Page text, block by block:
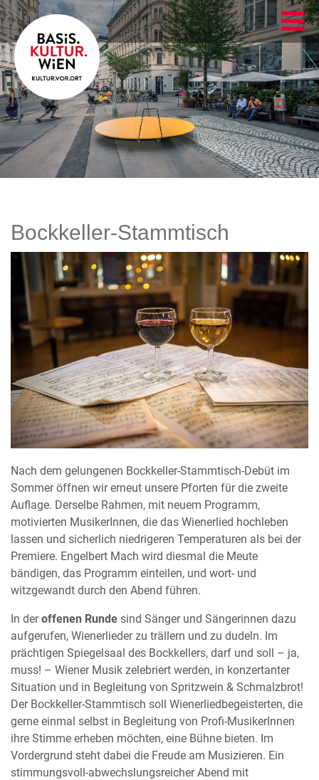
Bockkeller-Stammtisch
Nach dem gelungenen Bockkeller-Stammtisch-Debüt im
Sommer öffnen wir erneut unsere Pforten für die zweite
Auflage. Derselbe Rahmen, mit neuem Programm,
motivierten MusikerInnen, die das Wienerlied hochleben
lassen und sicherlich niedrigeren Temperaturen als bei der
Premiere. Engelbert Mach wird diesmal die Meute
bändigen, das Programm einteilen, und wort- und
witzgewandt durch den Abend führen.
In deroffenen Runde sind Sänger und Sängerinnen dazu
aufgerufen, Wienerlieder zu trällern und zu dudeln. Im
prächtigen Spiegelsaal des Bockkellers, darf und soll – ja,
muss! – Wiener Musik zelebriert werden, in konzertanter
Situation und in Begleitung von Spritzwein & Schmalzbrot!
Der Bockkeller-Stammtisch soll Wienerliedbegeisterten, die
gerne einmal selbst in Begleitung von Profi-MusikerInnen
ihre Stimme erheben möchten, eine Bühne bieten. Im
Vordergrund steht dabei die Freude am Musizieren. Ein
stimmungsvoll-abwechslungsreicher Abend mit